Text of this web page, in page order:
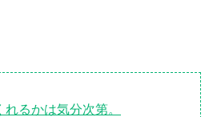
るかは気分次第。